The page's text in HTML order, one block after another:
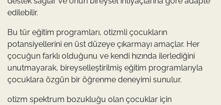
edilebilir.
Bu tür eğitim programları, otizmli çocukların
potansiyellerini en üst düzeye çıkarmayı amaçlar. Her
çocuğun farklı olduğunu ve kendi hızında ilerlediğini
unutmayarak, bireyselleştirilmiş eğitim programlarıyla
çocuklara özgün bir öğrenme deneyimi sunulur.
otizm spektrum bozukluğu olan çocuklar için